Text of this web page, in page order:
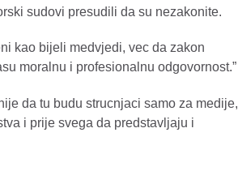
sudovi presudili da su nezakonite.
kao bijeli medvjedi, vec da zakon
moralnu i profesionalnu odgovornost.”
da tu budu strucnjaci samo za medije,
i prije svega da predstavljaju i